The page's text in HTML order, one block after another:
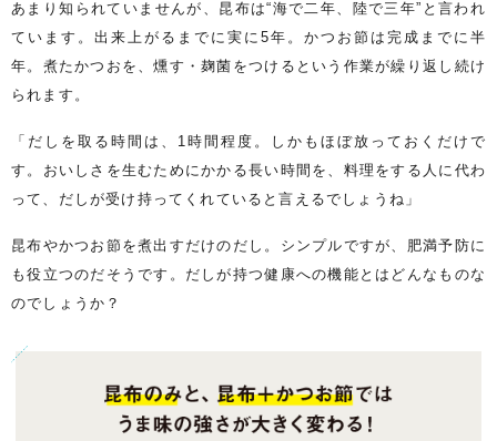
あまり知られていませんが、昆布は“海で二年、陸で三年”と言われ
ています。出来上がるまでに実に5年。かつお節は完成までに半
年。煮たかつおを、燻す・麹菌をつけるという作業が繰り返し続け
られます。
「だしを取る時間は、1時間程度。しかもほぼ放っておくだけで
す。おいしさを生むためにかかる長い時間を、料理をする人に代わ
って、だしが受け持ってくれていると言えるでしょうね」
昆布やかつお節を煮出すだけのだし。シンプルですが、肥満予防に
も役立つのだそうです。だしが持つ健康への機能とはどんなものな
のでしょうか？